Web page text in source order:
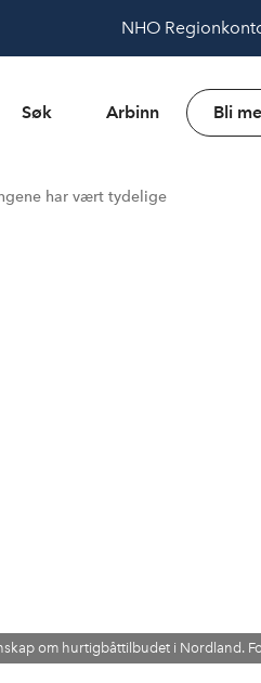
NHO
Søk Arbinn Bli
har vært tydelige
om hurtigbåttilbudet i Nordland.